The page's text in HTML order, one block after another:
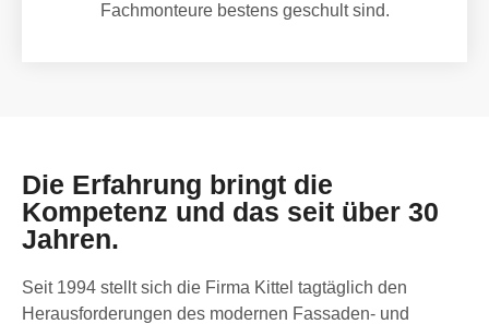
Fachmonteure bestens geschult sind.
Die Erfahrung bringt die
Kompetenz und das seit über 30
Jahren.
Seit 1994 stellt sich die Firma Kittel tagtäglich den
Herausforderungen des modernen Fassaden- und